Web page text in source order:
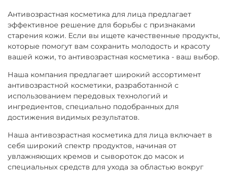
Антивозрастная косметика для лица предлагает
эффективное решение для борьбы с признаками
старения кожи. Если вы ищете качественные продукты,
которые помогут вам сохранить молодость и красоту
вашей кожи, то антивозрастная косметика - ваш выбор.
Наша компания предлагает широкий ассортимент
антивозрастной косметики, разработанной с
использованием передовых технологий и
ингредиентов, специально подобранных для
достижения видимых результатов.
Наша антивозрастная косметика для лица включает в
себя широкий спектр продуктов, начиная от
увлажняющих кремов и сывороток до масок и
специальных средств для ухода за областью вокруг